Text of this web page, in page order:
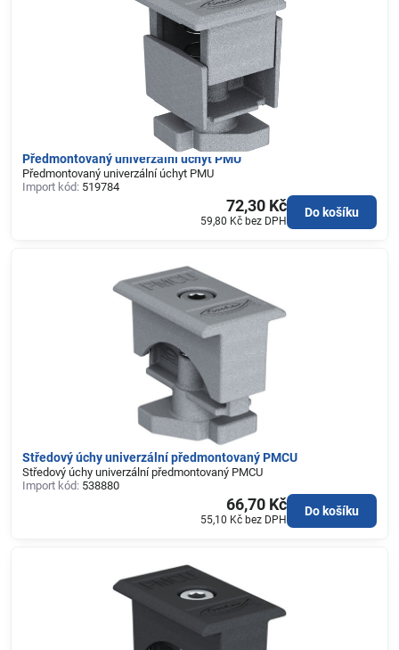
Předmontovaný univerzální úchyt PMU
Předmontovaný univerzální úchyt PMU
Import kód: 519784
72,30 Kč
59,80 Kč bez DPH
Do košíku
Středový úchy univerzální předmontovaný PMCU
Středový úchy univerzální předmontovaný PMCU
Import kód: 538880
66,70 Kč
55,10 Kč bez DPH
Do košíku